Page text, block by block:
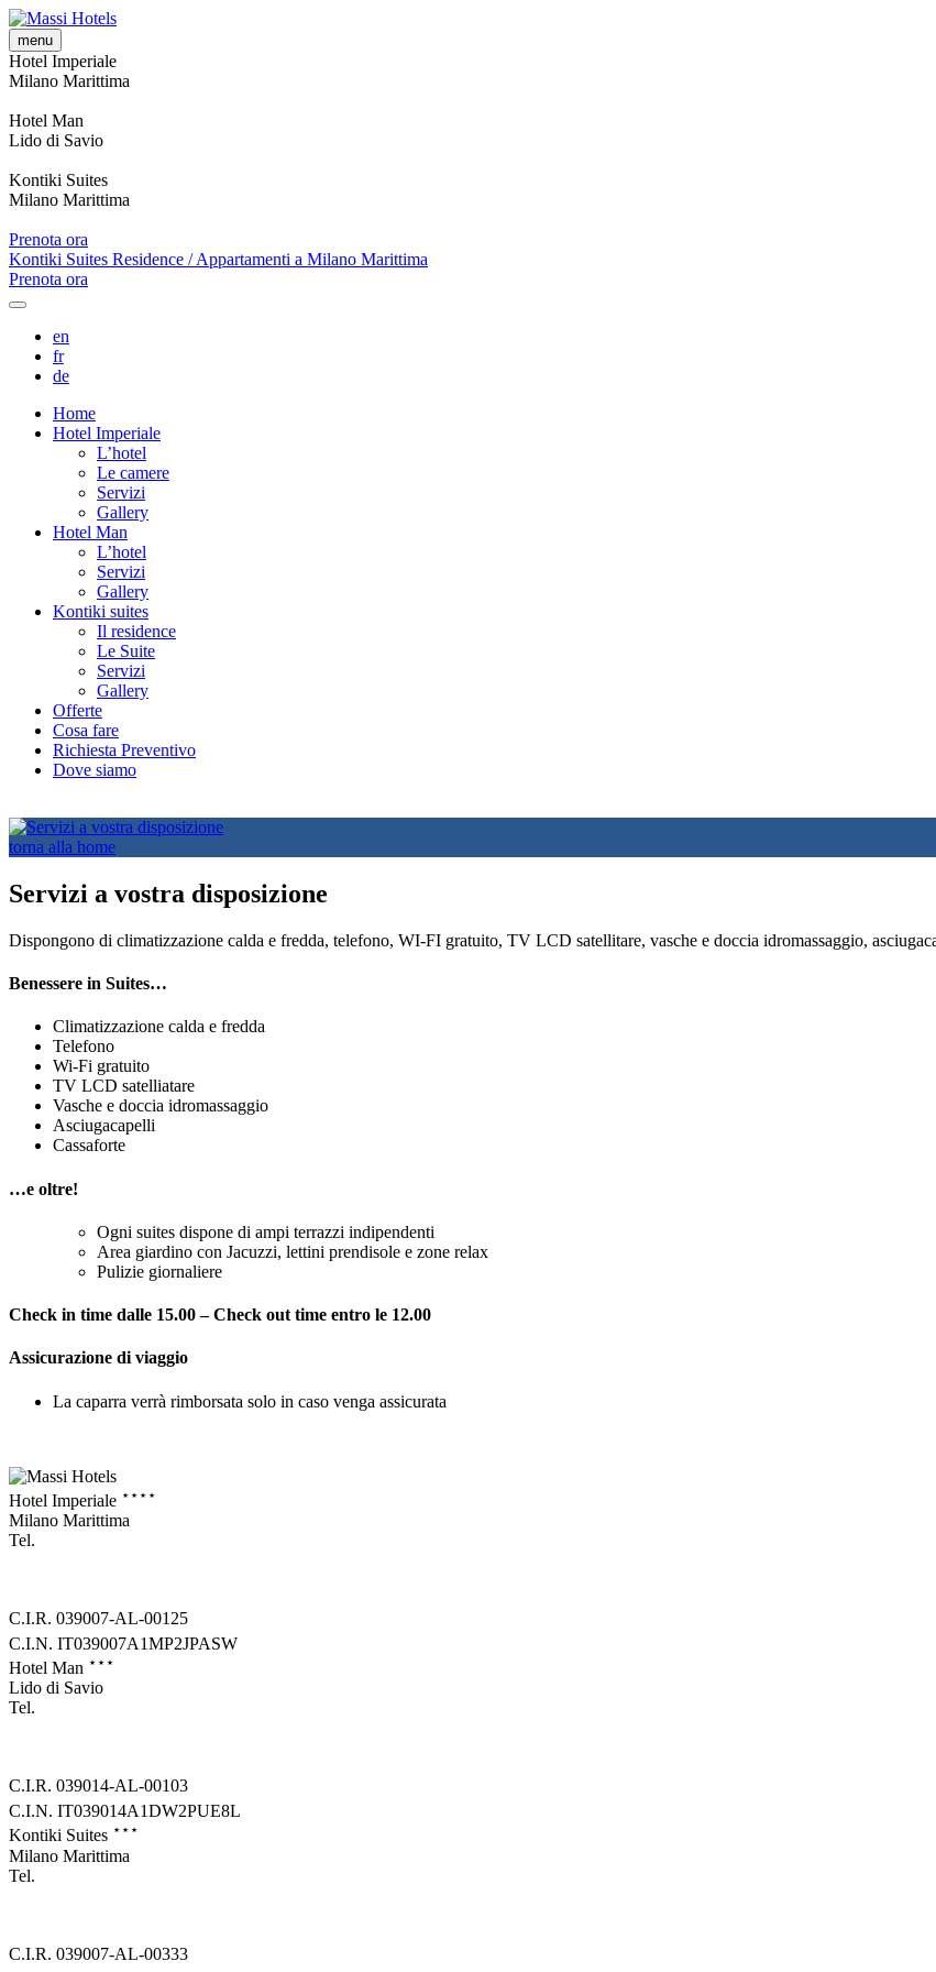
menu
Hotel Imperiale
Milano Marittima
Hotel Man
Lido di Savio
Kontiki Suites
Milano Marittima
Prenota ora
Kontiki Suites Residence / Appartamenti a Milano Marittima
Prenota ora
en
fr
de
Home
Hotel Imperiale
L’hotel
Le camere
Servizi
Gallery
Hotel Man
L’hotel
Servizi
Gallery
Kontiki suites
Il residence
Le Suite
Servizi
Gallery
Offerte
Cosa fare
Richiesta Preventivo
Dove siamo
torna alla home
Servizi a vostra disposizione
Dispongono di climatizzazione calda e fredda, telefono, WI-FI gratuito, TV LCD satellitare, vasche e doccia idromassaggio,
Benessere in Suites…
Climatizzazione calda e fredda
Telefono
Wi-Fi gratuito
TV LCD satelliatare
Vasche e doccia idromassaggio
Asciugacapelli
Cassaforte
…e oltre!
Ogni suites dispone di ampi terrazzi indipendenti
Area giardino con Jacuzzi, lettini prendisole e zone relax
Pulizie giornaliere
Check in time dalle 15.00 – Check out time entro le 12.00
Assicurazione di viaggio
La caparra verrà rimborsata solo in caso venga assicurata
Hotel Imperiale ⋆⋆⋆⋆
Milano Marittima
Tel.
C.I.R. 039007-AL-00125
C.I.N. IT039007A1MP2JPASW
Hotel Man ⋆⋆⋆
Lido di Savio
Tel.
C.I.R. 039014-AL-00103
C.I.N. IT039014A1DW2PUE8L
Kontiki Suites ⋆⋆⋆
Milano Marittima
Tel.
C.I.R. 039007-AL-00333